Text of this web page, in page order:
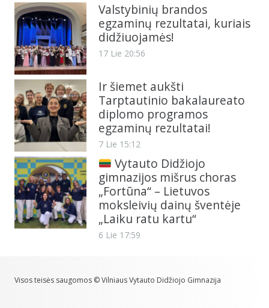
Valstybinių brandos
egzaminų rezultatai, kuriais
didžiuojamės!
17 Lie 20:56
Ir šiemet aukšti
Tarptautinio bakalaureato
diplomo programos
egzaminų rezultatai!
7 Lie 15:12
Vytauto Didžiojo
gimnazijos mišrus choras
„Fortūna“ – Lietuvos
moksleivių dainų šventėje
„Laiku ratu kartu“
6 Lie 17:59
Visos teisės saugomos © Vilniaus Vytauto Didžiojo Gimnazija